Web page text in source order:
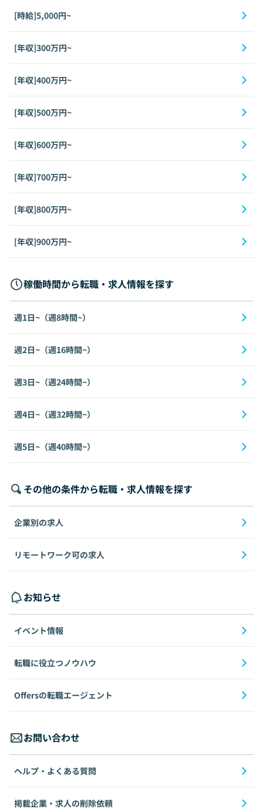
[時給]5,000円~
[年収]300万円~
[年収]400万円~
[年収]500万円~
[年収]600万円~
[年収]700万円~
[年収]800万円~
[年収]900万円~
稼働時間から転職・求人情報を探す
週1日~（週8時間~）
週2日~（週16時間~）
週3日~（週24時間~）
週4日~（週32時間~）
週5日~（週40時間~）
その他の条件から転職・求人情報を探す
企業別の求人
リモートワーク可の求人
お知らせ
イベント情報
転職に役立つノウハウ
Offersの転職エージェント
お問い合わせ
ヘルプ・よくある質問
掲載企業・求人の削除依頼